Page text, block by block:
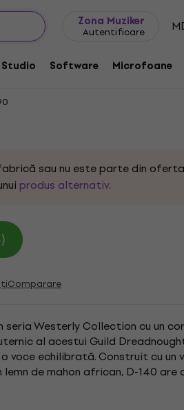
Zona Muziker
Autentificare
Studio Software Microfoane
Chitară electro-
sau nu este parte din
produs alternativ.
Comparare
Westerly Collection cu un
al acestui Guild
voce echilibrată. Construit cu un
de mahon african, D-140 are